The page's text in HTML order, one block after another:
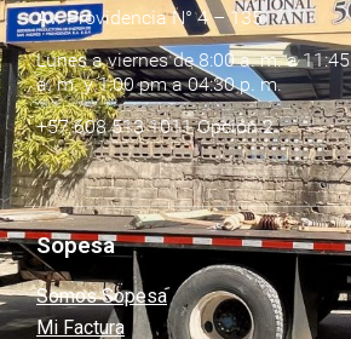
Av. Providencia N° 4 – 135
Lunes a viernes de 8:00 a. m. a 11:45
a. m. y 1:00 pm a 04:30 p. m.
+57 608 513 1011 Opción 2
Sopesa
Somos Sopesa
Mi Factura